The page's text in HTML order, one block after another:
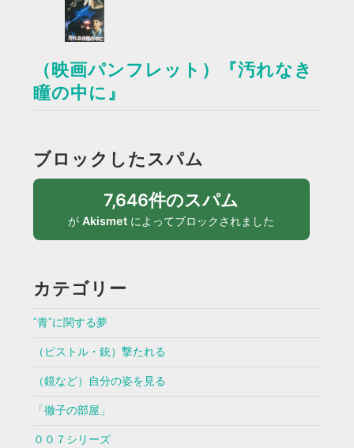
（映画パンフレット）『汚れなき
瞳の中に』
ブロックしたスパム
7,646件のスパム
がAkismet によってブロックされました
カテゴリー
”青”に関する夢
（ピストル・銃）撃たれる
（鏡など）自分の姿を見る
「徹子の部屋」
００７シリーズ